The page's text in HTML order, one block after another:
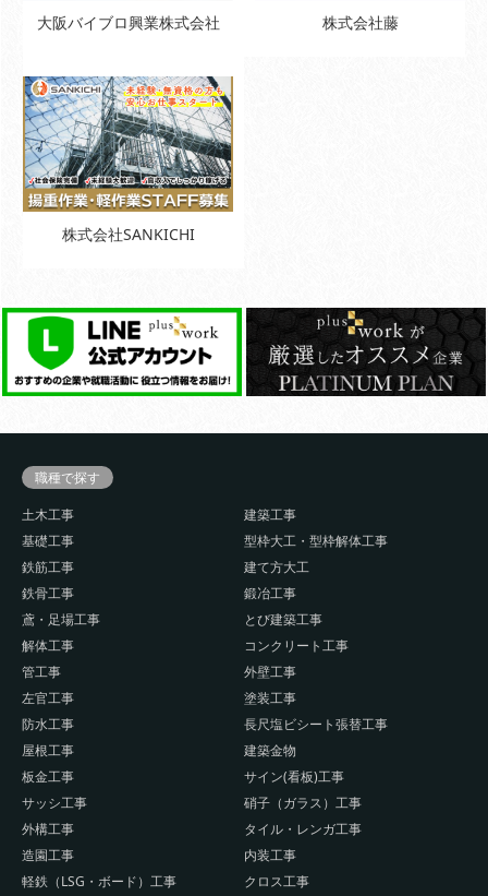
大阪バイブロ興業株式会社 株式会社藤
株式会社SANKICHI
職種で探す
土木工事
建築工事
基礎工事
型枠大工・型枠解体工事
鉄筋工事
建て方大工
鉄骨工事
鍛冶工事
鳶・足場工事
とび建築工事
解体工事
コンクリート工事
管工事
外壁工事
左官工事
塗装工事
防水工事
長尺塩ビシート張替工事
屋根工事
建築金物
板金工事
サイン(看板)工事
サッシ工事
硝子（ガラス）工事
外構工事
タイル・レンガ工事
造園工事
内装工事
軽鉄（LSG・ボード）工事
クロス工事